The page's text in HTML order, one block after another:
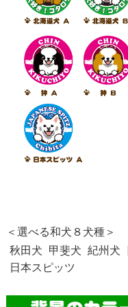
＜選べる和犬８犬種＞
秋田犬
甲斐犬 紀州犬
日本スピッツ